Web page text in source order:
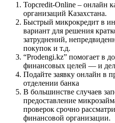
Topсredit-Online – онлайн
организаций Казахстана.
Быстрый микрокредит в
вариант для решения
затруднений,
покупок и т.д.
“Prodengi.kz” помогает в
финансовых целей — и
Подайте заявку онлайн в
отделении банка
В большинстве случаев
предоставление
проверок срочно
финансовой организации.